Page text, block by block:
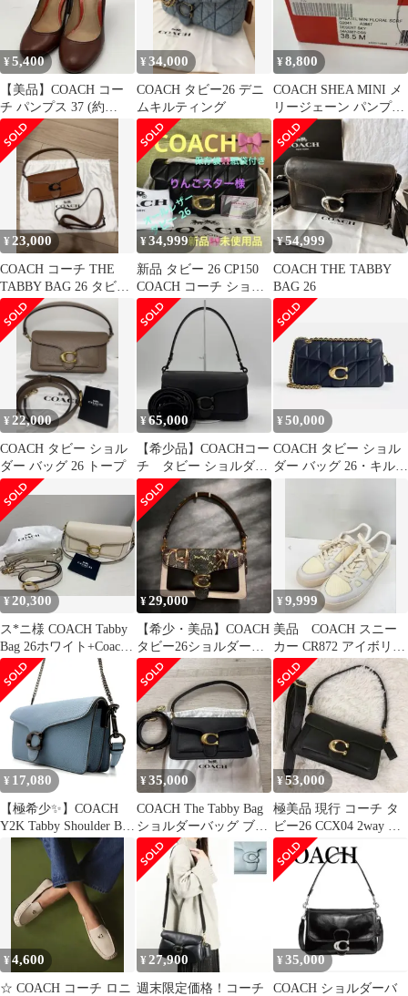
¥5,400
【美品】COACH コー
チ パンプス 37 (約
23.5〜24cm) ブラウン
¥34,000
COACH タビー26 デニ
ムキルティング
¥8,800
COACH SHEA MINI メ
リージェーン パンプス
38.5
¥23,000
COACH コーチ THE
TABBY BAG 26 タビー
2WAYショルダー
¥34,999
新品 タビー 26 CP150
COACH コーチ ショル
ダーバッグ レザー 黒
¥54,999
COACH THE TABBY
BAG 26
¥22,000
COACH タビー ショル
ダー バッグ 26 トープ
¥65,000
【希少品】COACHコー
チ タビー ショルダー
バッグ 26 CH857
¥50,000
COACH タビー ショル
ダー バッグ 26・キルテ
¥20,300
ス*ニ様 COACH Tabby
Bag 26ホワイト+Coach
文字ストラップ
¥29,000
【希少・美品】COACH
タビー26ショルダーバ
ッグスネークスキン パ
イソン
¥9,999
美品 COACH スニー
カー CR872 アイボリー
26cm
¥ 17,080
【極希少✨】COACH
Y2K Tabby Shoulder Bag
26 Pebble Leather Chain
Crossbody Blue コーチ
タビー ショルダーバッ
グ 26 ペブルレザー チ
ェーン クロスボディ ブ
ルー
¥35,000
COACH The Tabby Bag
ショルダーバッグ ブラ
ック 26
¥53,000
極美品 現行 コーチ タ
ビー26 CCX04 2way シ
ョルダーバッグ 黒
¥4,600
☆ COACH コーチ ロニ
¥27,900
週末限定価格！コーチ
¥ 35,000
COACH ショルダーバ